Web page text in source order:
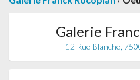
Galerie
12 Rue Blanche,